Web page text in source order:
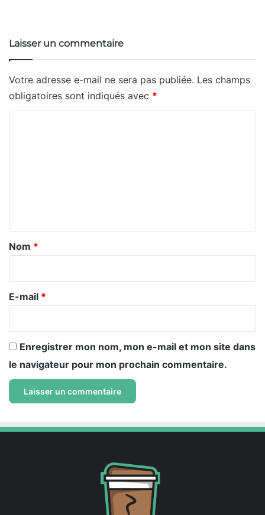
Laisser un commentaire
Votre adresse e-mail ne sera pas publiée. Les champs
obligatoires sont indiqués avec *
a
r
e
Nom *
E-mail *
Enregistrer mon nom, mon e-mail et mon site dans
le navigateur pour mon prochain commentaire.